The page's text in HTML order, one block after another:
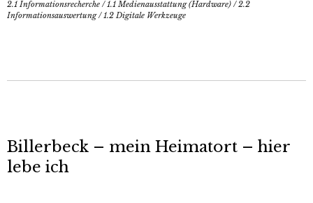
2.1 Informationsrecherche /1.1 Medienausstattung (Hardware) /2.2
Informationsauswertung/1.2 Digitale Werkzeuge
Billerbeck – mein Heimatort – hier
lebe ich